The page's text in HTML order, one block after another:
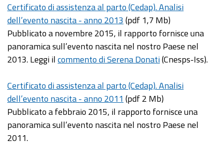
Certificato di assistenza al parto (Cedap). Analisi
dell’evento nascita - anno 2013 (pdf 1,7 Mb)
Pubblicato a novembre 2015, il rapporto fornisce una
panoramica sull’evento nascita nel nostro Paese nel
2013. Leggi ilcommento di Serena Donati(Cnesps-Iss).
Certificato di assistenza al parto (Cedap). Analisi
dell’evento nascita - anno 2011 (pdf 2 Mb)
Pubblicato a febbraio 2015, il rapporto fornisce una
panoramica sull’evento nascita nel nostro Paese nel
2011.